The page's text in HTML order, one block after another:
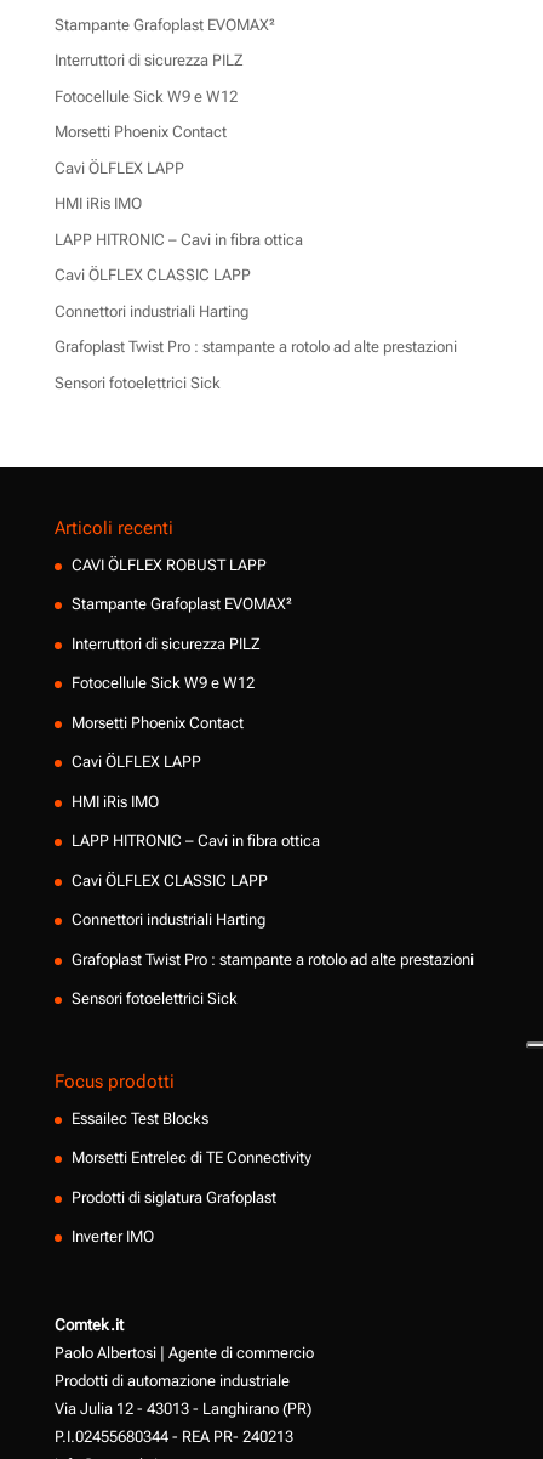
Stampante Grafoplast EVOMAX²
Interruttori di sicurezza PILZ
Fotocellule Sick W9 e W12
Morsetti Phoenix Contact
Cavi ÖLFLEX LAPP
HMI iRis IMO
LAPP HITRONIC – Cavi in fibra ottica
Cavi ÖLFLEX CLASSIC LAPP
Connettori industriali Harting
Grafoplast Twist Pro : stampante a rotolo ad alte prestazioni
Sensori fotoelettrici Sick
Articoli recenti
CAVI ÖLFLEX ROBUST LAPP
Stampante Grafoplast EVOMAX²
Interruttori di sicurezza PILZ
Fotocellule Sick W9 e W12
Morsetti Phoenix Contact
Cavi ÖLFLEX LAPP
HMI iRis IMO
LAPP HITRONIC – Cavi in fibra ottica
Cavi ÖLFLEX CLASSIC LAPP
Connettori industriali Harting
Grafoplast Twist Pro : stampante a rotolo ad alte prestazioni
Sensori fotoelettrici Sick
Focus prodotti
Essailec Test Blocks
Morsetti Entrelec di TE Connectivity
Prodotti di siglatura Grafoplast
Inverter IMO
Comtek.it
Paolo Albertosi | Agente di commercio
Prodotti di automazione industriale
Via Julia 12 - 43013 - Langhirano (PR)
P.I.02455680344 - REA PR- 240213